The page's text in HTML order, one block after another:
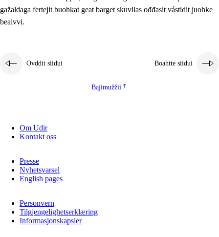
gažaldaga fertejit buohkat geat barget skuvllas ođđasit vástidit juohke
beaivvi.
Ovddit siidui Boahtte siidui
Bajimužžii
Om Udir
Kontakt oss
Presse
Nyhetsvarsel
English pages
Personvern
Tilgjengelighetserklæring
Informasjonskapsler